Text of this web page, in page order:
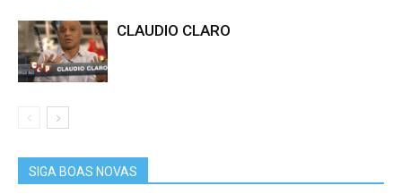
CLAUDIO CLARO
SIGA BOAS NOVAS